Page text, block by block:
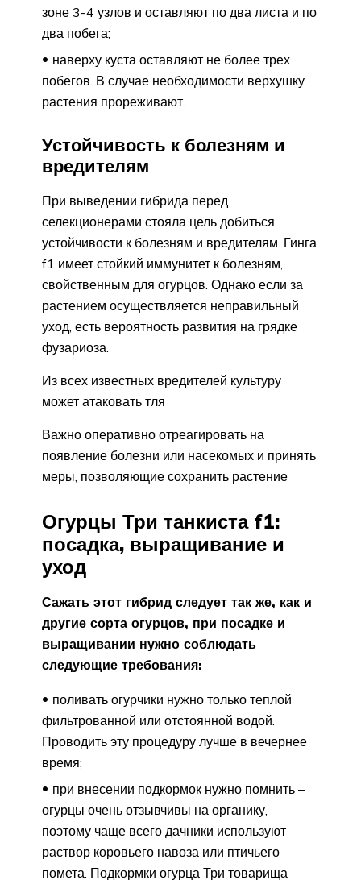
зоне 3-4 узлов и оставляют по два листа и по
два побега;
наверху куста оставляют не более трех
побегов. В случае необходимости верхушку
растения прореживают.
Устойчивость к болезням и
вредителям
При выведении гибрида перед
селекционерами стояла цель добиться
устойчивости к болезням и вредителям. Гинга
f1 имеет стойкий иммунитет к болезням,
свойственным для огурцов. Однако если за
растением осуществляется неправильный
уход, есть вероятность развития на грядке
фузариоза.
Из всех известных вредителей культуру
может атаковать тля
Важно оперативно отреагировать на
появление болезни или насекомых и принять
меры, позволяющие сохранить растение
Огурцы Три танкиста f1:
посадка, выращивание и
уход
Сажать этот гибрид следует так же, как и
другие сорта огурцов, при посадке и
выращивании нужно соблюдать
следующие требования:
поливать огурчики нужно только теплой
фильтрованной или отстоянной водой.
Проводить эту процедуру лучше в вечернее
время;
при внесении подкормок нужно помнить –
огурцы очень отзывчивы на органику,
поэтому чаще всего дачники используют
раствор коровьего навоза или птичьего
помета. Подкормки огурца Три товарища